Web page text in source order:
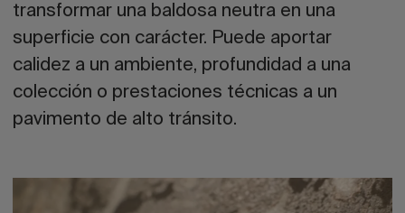
transformar una baldosa neutra en una
superficie con carácter. Puede aportar
calidez a un ambiente, profundidad a una
colección o prestaciones técnicas a un
pavimento de alto tránsito.